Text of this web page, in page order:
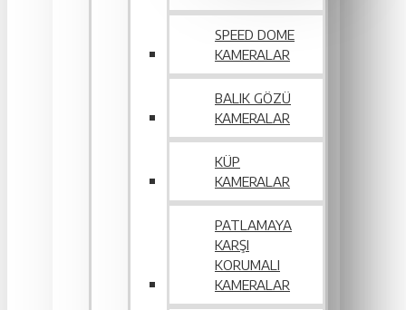
SPEED DOME
KAMERALAR
BALIK GÖZÜ
KAMERALAR
KÜP
KAMERALAR
PATLAMAYA
KARŞI
KORUMALI
KAMERALAR